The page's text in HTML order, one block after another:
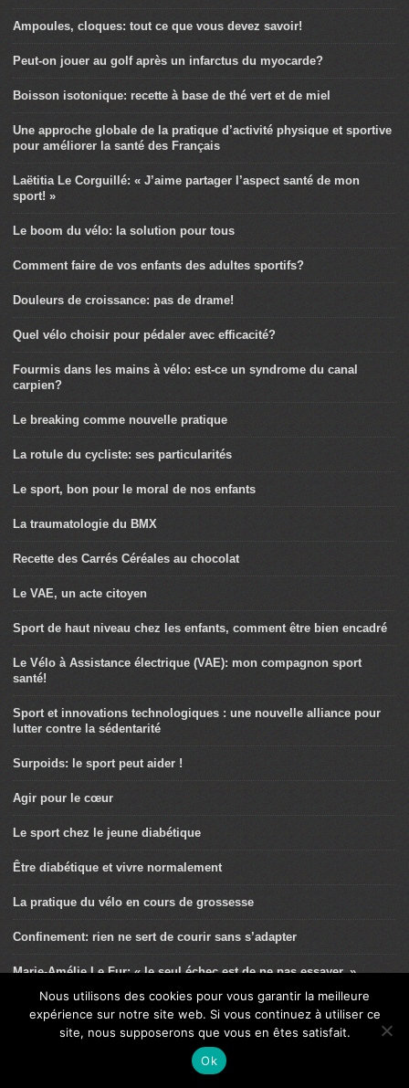
Ampoules, cloques: tout ce que vous devez savoir!
Peut-on jouer au golf après un infarctus du myocarde?
Boisson isotonique: recette à base de thé vert et de miel
Une approche globale de la pratique d’activité physique et sportive
pour améliorer la santé des Français
Laëtitia Le Corguillé: « J’aime partager l’aspect santé de mon
sport! »
Le boom du vélo: la solution pour tous
Comment faire de vos enfants des adultes sportifs?
Douleurs de croissance: pas de drame!
Quel vélo choisir pour pédaler avec efficacité?
Fourmis dans les mains à vélo: est-ce un syndrome du canal
carpien?
Le breaking comme nouvelle pratique
La rotule du cycliste: ses particularités
Le sport, bon pour le moral de nos enfants
La traumatologie du BMX
Recette des Carrés Céréales au chocolat
Le VAE, un acte citoyen
Sport de haut niveau chez les enfants, comment être bien encadré
Le Vélo à Assistance électrique (VAE): mon compagnon sport
santé!
Sport et innovations technologiques : une nouvelle alliance pour
lutter contre la sédentarité
Surpoids: le sport peut aider !
Agir pour le cœur
Le sport chez le jeune diabétique
Être diabétique et vivre normalement
La pratique du vélo en cours de grossesse
Confinement: rien ne sert de courir sans s’adapter
Marie-Amélie Le Fur: « le seul échec est de ne pas essayer. »
Comment reprendre l’activité physique après une maladie?
Le renforcement musculaire « Cloclo »
L’entraînement croisé et ses bienfaits
Nous utilisons des cookies pour vous garantir la meilleure
expérience sur notre site web. Si vous continuez à utiliser ce
site, nous supposerons que vous en êtes satisfait.
Ok